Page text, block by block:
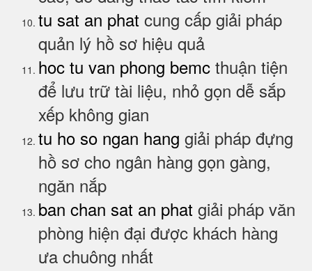
tu sat an phat cung cấp giải pháp
quản lý hồ sơ hiệu quả
hoc tu van phong bemc thuận tiện
để lưu trữ tài liệu, nhỏ gọn dễ sắp
xếp không gian
tu ho so ngan hang giải pháp đựng
hồ sơ cho ngân hàng gọn gàng,
ngăn nắp
ban chan sat an phat giải pháp văn
phòng hiện đại được khách hàng
ưa chuông nhất